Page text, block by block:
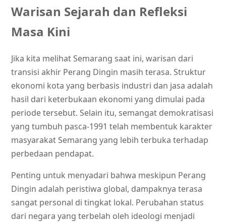
Warisan Sejarah dan Refleksi
Masa Kini
Jika kita melihat Semarang saat ini, warisan dari
transisi akhir Perang Dingin masih terasa. Struktur
ekonomi kota yang berbasis industri dan jasa adalah
hasil dari keterbukaan ekonomi yang dimulai pada
periode tersebut. Selain itu, semangat demokratisasi
yang tumbuh pasca-1991 telah membentuk karakter
masyarakat Semarang yang lebih terbuka terhadap
perbedaan pendapat.
Penting untuk menyadari bahwa meskipun Perang
Dingin adalah peristiwa global, dampaknya terasa
sangat personal di tingkat lokal. Perubahan status
dari negara yang terbelah oleh ideologi menjadi